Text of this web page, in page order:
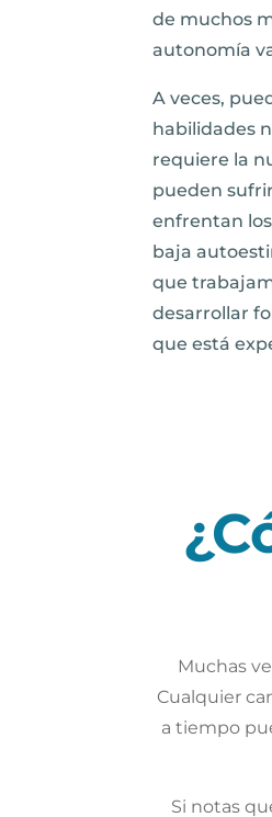
de muchos
autonomía
A veces,
habilidades
requiere la
pueden
enfrentan
baja
que
desarrollar
que está
Muchas
Cualquier
a tiempo
Si notas